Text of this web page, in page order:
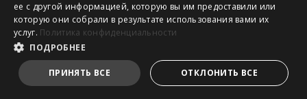
1. Спецификации могут отличаться от приведенной на сайте
в зависимости от региона распространения изделия.
Точную спецификацию уточните у продавца. 2. Реальный
цвет изделия может отличаться от приведенного на сайте в
зависимости от настроек монитора и фотографии.
ее с другой информацией, которую вы им предоставили или
которую они собрали в результате использования вами их
услуг. Политика конфиденциальности
ПОДРОБНЕЕ
ПРИНЯТЬ ВСЕ ОТКЛОНИТЬ ВСЕ